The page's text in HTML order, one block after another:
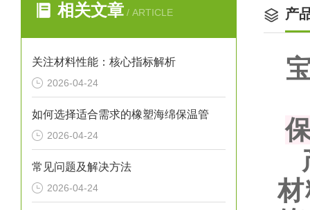
相关文章 / ARTICLE
关注材料性能：核心指标解析
2026-04-24
如何选择适合需求的橡塑海绵保温管
2026-04-24
常见问题及解决方法
2026-04-24
产